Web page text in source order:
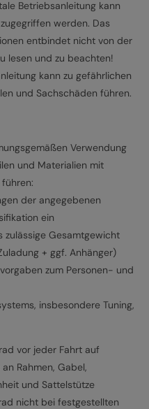
Betriebsanleitung kann
werden. Das
entbindet nicht von der
lesen und zu beachten!
kann zu gefährlichen
und Sachschäden führen.
Verwendung
und Materialien mit
der angegebenen
ein
zulässige Gesamtgewicht
+ ggf. Anhänger)
zum Personen- und
insbesondere Tuning,
vor jeder Fahrt auf
Rahmen, Gabel,
und Sattelstütze
nicht bei festgestellten